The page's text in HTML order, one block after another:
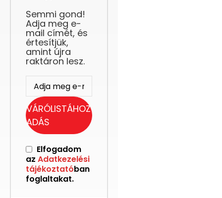
Semmi gond!
Adja meg e-
mail címét, és
értesítjük,
amint újra
raktáron lesz.
VÁRÓLISTÁHOZ
ADÁS
Elfogadom
az Adatkezelési
tájékoztatóban
foglaltakat.